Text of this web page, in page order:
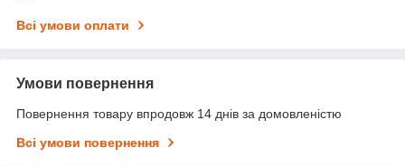
Всі умови оплати
Умови повернення
Повернення товару впродовж 14 днів за домовленістю
Всі умови повернення